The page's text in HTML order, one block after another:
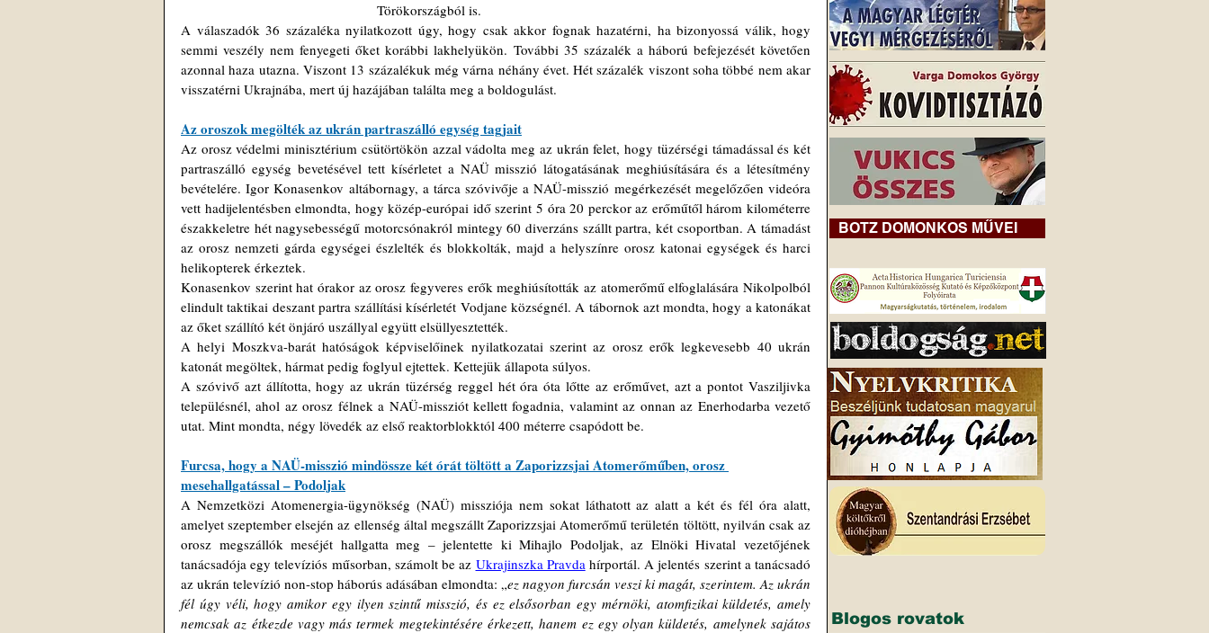
Törökországból is.
A válaszadók 36 százaléka nyilatkozott úgy, hogy csak akkor fognak hazatérni, ha bizonyossá válik, hogy
semmi veszély nem fenyegeti őket korábbi lakhelyükön. További 35 százalék a háború befejezését követően
azonnal haza utazna. Viszont 13 százalékuk még várna néhány évet. Hét százalék viszont soha többé nem akar
visszatérni Ukrajnába, mert új hazájában találta meg a boldogulást.
Az oroszok megölték az ukrán partraszálló egység tagjait
Az orosz védelmi minisztérium csütörtökön azzal vádolta meg az ukrán felet, hogy tüzérségi támadással és két
partraszálló egység bevetésével tett kísérletet a NAÜ misszió látogatásának meghiúsítására és a létesítmény
bevételére. Igor Konasenkov altábornagy, a tárca szóvivője a NAÜ-misszió megérkezését megelőzően videóra
vett hadijelentésben elmondta, hogy közép-európai idő szerint 5 óra 20 perckor az erőműtől három kilométerre
északkeletre hét nagysebességű motorcsónakról mintegy 60 diverzáns szállt partra, két csoportban. A támadást
az orosz nemzeti gárda egységei észlelték és blokkolták, majd a helyszínre orosz katonai egységek és harci
helikopterek érkeztek.
Konasenkov szerint hat órakor az orosz fegyveres erők meghiúsították az atomerőmű elfoglalására Nikolpolból
elindult taktikai deszant partra szállítási kísérletét Vodjane községnél. A tábornok azt mondta, hogy a katonákat
az őket szállító két önjáró uszállyal együtt elsüllyesztették.
A helyi Moszkva-barát hatóságok képviselőinek nyilatkozatai szerint az orosz erők legkevesebb 40 ukrán
katonát megöltek, hármat pedig foglyul ejtettek. Kettejük állapota súlyos.
A szóvivő azt állította, hogy az ukrán tüzérség reggel hét óra óta lőtte az erőművet, azt a pontot Vasziljivka
településnél, ahol az orosz félnek a NAÜ-missziót kellett fogadnia, valamint az onnan az Enerhodarba vezető
utat. Mint mondta, négy lövedék az első reaktorblokktól 400 méterre csapódott be.
Furcsa, hogy a NAÜ-misszió mindössze két órát töltött a Zaporizzsjai Atomerőműben, orosz
mesehallgatással – Podoljak
A Nemzetközi Atomenergia-ügynökség (NAÜ) missziója nem sokat láthatott az alatt a két és fél óra alatt,
amelyet szeptember elsején az ellenség által megszállt Zaporizzsjai Atomerőmű területén töltött, nyilván csak az
orosz megszállók meséjét hallgatta meg – jelentette ki Mihajlo Podoljak, az Elnöki Hivatal vezetőjének
tanácsadója egy televíziós műsorban, számolt be az Ukrajinszka Pravda hírportál. A jelentés szerint a tanácsadó
az ukrán televízió non-stop háborús adásában elmondta: „ez nagyon furcsán veszi ki magát, szerintem. Az ukrán
fél úgy véli, hogy amikor egy ilyen szintű misszió, és ez elsősorban egy mérnöki, atomfizikai küldetés, amely
nemcsak az étkezde vagy más termek megtekintésére érkezett, hanem ez egy olyan küldetés, amelynek sajátos
BOTZ DOMONKOS MŰVEI
Blogos rovatok